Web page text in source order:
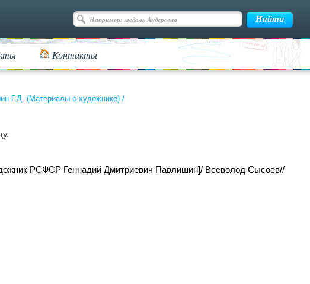
Контакты
Г.Д. (Материалы о художнике) /
РСФСР Геннадий Дмитриевич Павлишин]/ Всеволод Сысоев//